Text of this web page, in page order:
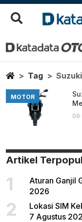
Suzuki
Berita
HomeTag
MOTOR
09
Artikel
1
Aturan Ganjil
2026
2
Lokasi SIM
7 Agustus